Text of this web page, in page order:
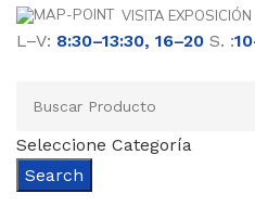
VISITA EXPOSICIÓN
L–V: 8:30–13:30, 16–20 S. :
Seleccione Categoría
Search